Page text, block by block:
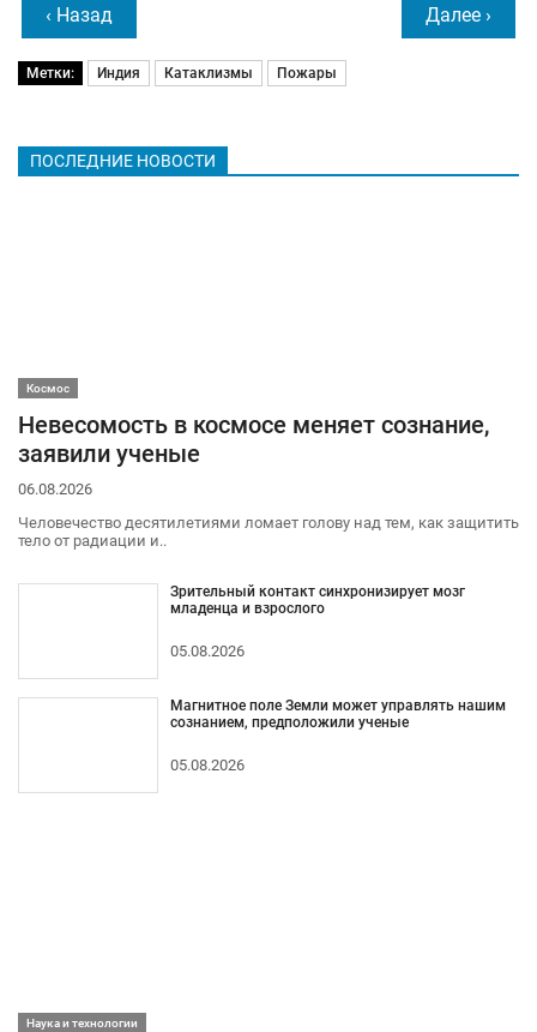
‹ Назад Далее ›
Метки: Индия Катаклизмы Пожары
ПОСЛЕДНИЕ НОВОСТИ
Космос
Невесомость в космосе меняет сознание,
заявили ученые
06.08.2026
Человечество десятилетиями ломает голову над тем, как защитить
тело от радиации и..
Зрительный контакт синхронизирует мозг
младенца и взрослого
05.08.2026
Магнитное поле Земли может управлять нашим
сознанием, предположили ученые
05.08.2026
Наука и технологии